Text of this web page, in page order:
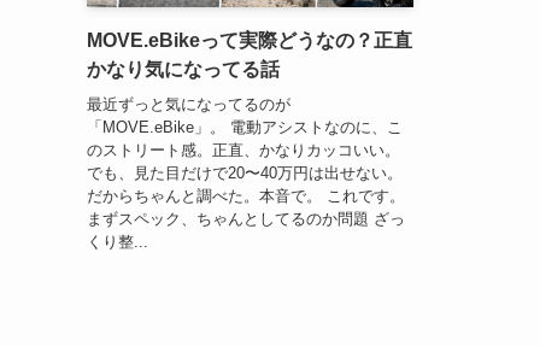
MOVE.eBikeって実際どうなの？正直
かなり気になってる話
最近ずっと気になってるのが
「MOVE.eBike」。 電動アシストなのに、こ
のストリート感。正直、かなりカッコいい。
でも、見た目だけで20〜40万円は出せない。
だからちゃんと調べた。本音で。 これです。
まずスペック、ちゃんとしてるのか問題 ざっ
くり整...